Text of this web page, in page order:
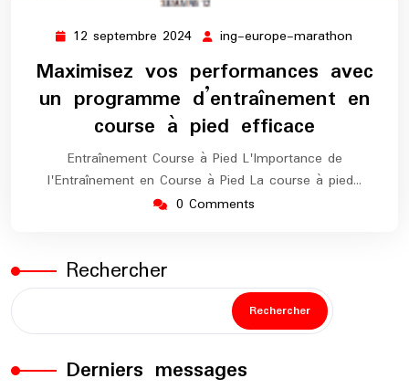
12 septembre 2024 12
septembre
2024
ing-europe-marathon
Maximisez vos performances avec
un programme d’entraînement en
course à pied efficace
Entraînement Course à Pied L'Importance de
l'Entraînement en Course à Pied La course à pied…
0 Comments
Rechercher
Rechercher
Derniers messages